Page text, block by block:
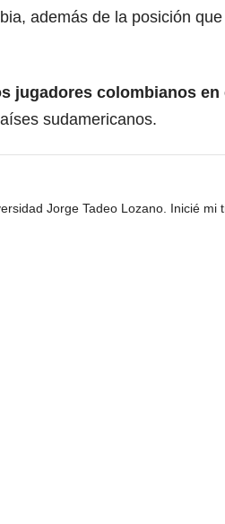
además de la posición que
jugadores colombianos en
sudamericanos.
Jorge Tadeo Lozano. Inicié mi